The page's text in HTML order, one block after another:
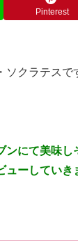
Pinterest
ソクラテスで
ンにて美味し
ューしていき